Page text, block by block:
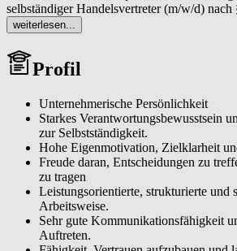
selbständiger Handelsvertreter (m/w/d)
Sie regelmäßig neue Objekte sowie
Interessenten mit dem Ergebnis einer stabilen
Vermittlungsmandaten, die planbare
weiterlesen...
Profil
Unternehmerische Persönlichkeit
Starkes Verantwortungsbewusstsein
zur Selbstständigkeit.
Hohe Eigenmotivation, Zielklarheit
Freude daran, Entscheidungen zu
zu tragen
Leistungsorientierte, strukturierte und
Arbeitsweise.
Sehr gute Kommunikationsfähigkeit
Auftreten.